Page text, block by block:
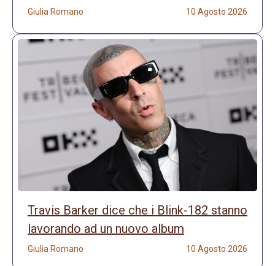
Giulia Romano 10 Agosto 2026
Travis Barker dice che i Blink-182 stanno
lavorando ad un nuovo album
Giulia Romano 10 Agosto 2026